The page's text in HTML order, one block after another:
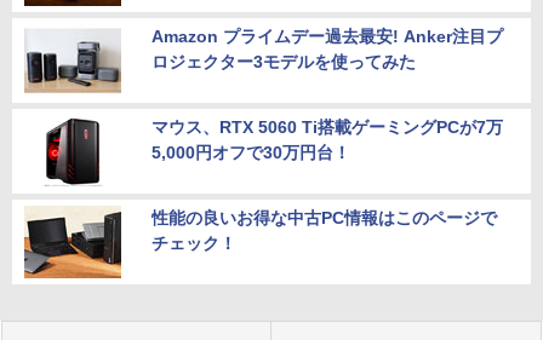
Amazon プライムデー過去最安! Anker注目プ
ロジェクター3モデルを使ってみた
マウス、RTX 5060 Ti搭載ゲーミングPCが7万
5,000円オフで30万円台！
性能の良いお得な中古PC情報はこのページで
チェック！